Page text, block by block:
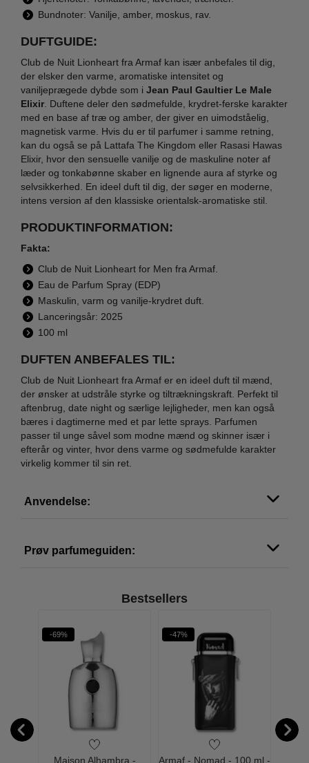
Bundnoter: Vanilje, amber, moskus, rav.
DUFTGUIDE:
Club de Nuit Lionheart fra Armaf kan især anbefales til dig,
der elsker den varme, aromatiske intensitet og
vaniljeprægede dybde som i Jean Paul Gaultier Le Male
Elixir . Duftene deler den sødmefulde, krydret-ferske karakter
med en base af træ og amber, der giver en uimodståelig,
magnetisk varme. Hvis du er til parfumer i samme retning,
kan du også se på Lattafa The Kingdom eller Rasasi Hawas
Elixir, hvor den sensuelle vanilje og de maskuline noter af
læder og tonkabønne skaber en lignende aura af styrke og
selvsikkerhed. En ideel duft til dig, der søger en moderne,
intens version af den klassiske orientalsk-aromatiske stil.
PRODUKTINFORMATION:
Fakta:
Club de Nuit Lionheart for Men fra Armaf.
Eau de Parfum Spray (EDP)
Maskulin, varm og vanilje-krydret duft.
Lanceringsår: 2025
100 ml
DUFTEN ANBEFALES TIL:
Club de Nuit Lionheart fra Armaf er en ideel duft til mænd,
der ønsker at udstråle styrke og tiltrækningskraft. Perfekt til
aftenbrug, date night og særlige lejligheder, men kan også
bæres i dagtimerne med et par lette sprays. Parfumen
passer til unge såvel som modne mænd og skinner især i
efterår og vinter, hvor dens varme og sødmefulde karakter
virkelig kommer til sin ret.
Anvendelse:
Prøv parfumeguiden:
Bestsellers
-69%
Maison Alhambra -
-47%
Armaf - Nomad - 100 ml -